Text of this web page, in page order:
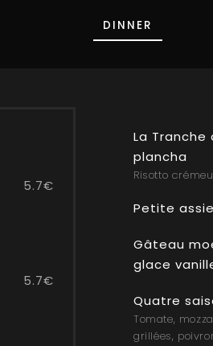
DINNER
5.7€
5.7€
La Tranche
plancha
Risotto
Petite
Gâteau
glace
Quatre
Tomate,
grillées,